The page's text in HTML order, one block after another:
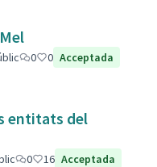
0 0 Acceptada
entitats del
0 16 Acceptada